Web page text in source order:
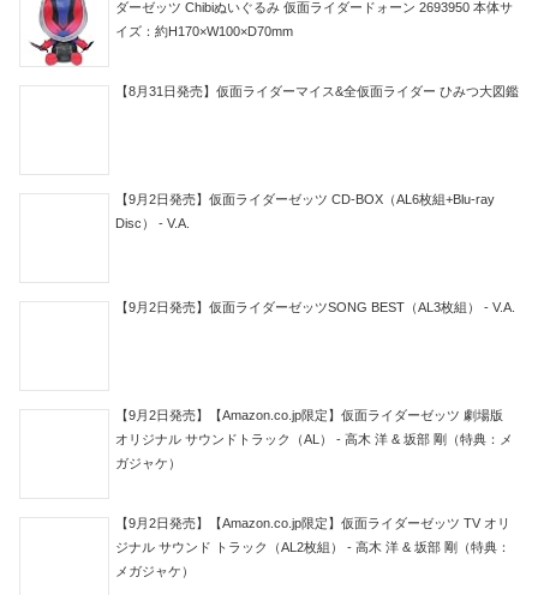
ダーゼッツ Chibiぬいぐるみ 仮面ライダードォーン 2693950 本体サ
イズ：約H170×W100×D70mm
【8月31日発売】仮面ライダーマイス&全仮面ライダー ひみつ大図鑑
【9月2日発売】仮面ライダーゼッツ CD-BOX（AL6枚組+Blu-ray
Disc） - V.A.
【9月2日発売】仮面ライダーゼッツSONG BEST（AL3枚組） - V.A.
【9月2日発売】【Amazon.co.jp限定】仮面ライダーゼッツ 劇場版
オリジナル サウンドトラック（AL） - 高木 洋 & 坂部 剛（特典：メ
ガジャケ）
【9月2日発売】【Amazon.co.jp限定】仮面ライダーゼッツ TV オリ
ジナル サウンド トラック（AL2枚組） - 高木 洋 & 坂部 剛（特典：
メガジャケ）